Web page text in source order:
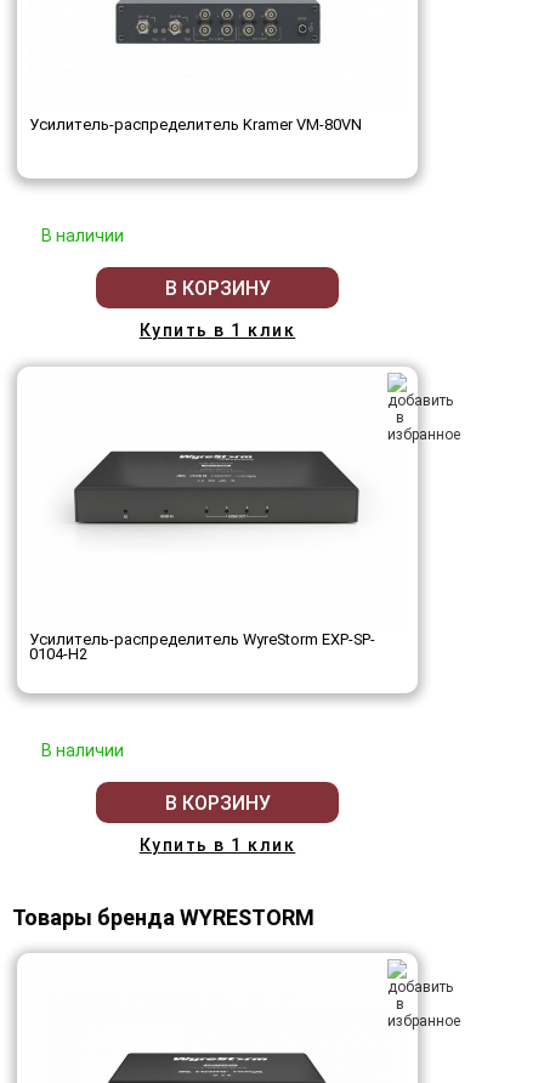
Усилитель-распределитель Kramer VM-80VN
В наличии
В КОРЗИНУ
Купить в 1 клик
Усилитель-распределитель WyreStorm EXP-SP-
0104-H2
В наличии
В КОРЗИНУ
Купить в 1 клик
Товары бренда WYRESTORM